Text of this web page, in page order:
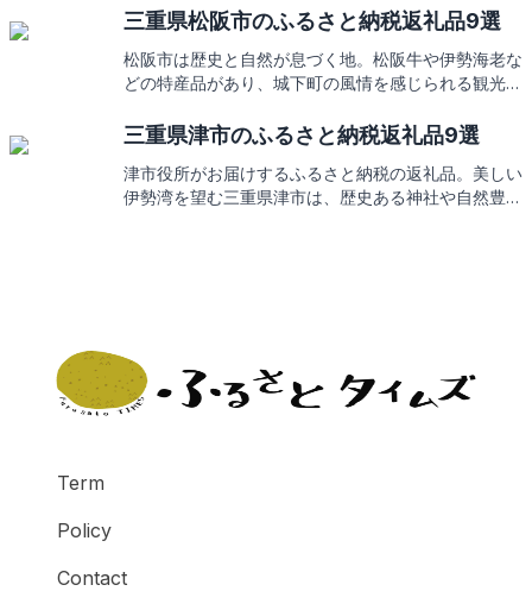
税の返礼品にも注目が集まっています。次は、そんな
に！
三重県松阪市のふるさと納税返礼品9選
松阪市は歴史と自然が息づく地。松阪牛や伊勢海老な
どの特産品があり、城下町の風情を感じられる観光ス
品をご紹介します。お楽しみに！
三重県津市のふるさと納税返礼品9選
津市役所がお届けするふるさと納税の返礼品。美しい
伊勢湾を望む三重県津市は、歴史ある神社や自然豊か
Term
Policy
Contact